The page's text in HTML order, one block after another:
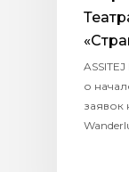
о
заявок